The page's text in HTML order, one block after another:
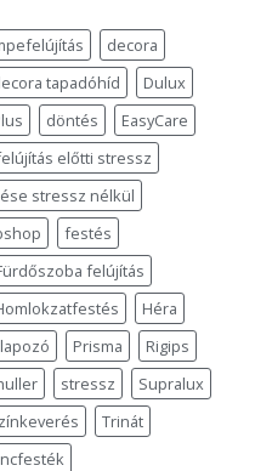
decora
tapadóhíd
Dulux
döntés
EasyCare
előtti stressz
stressz nélkül
festés
felújítás
Héra
Prisma
Rigips
stressz
Supralux
Trinát